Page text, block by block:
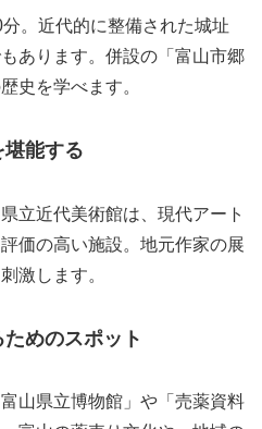
。近代的に整備された城址
あります。併設の「富山市郷
史を学べます。
能する
立近代美術館は、現代アート
価の高い施設。地元作家の展
激します。
めのスポット
山県立博物館」や「売薬資料